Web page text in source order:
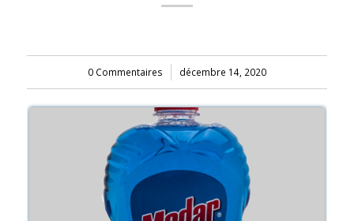
0 Commentaires
/ décembre 14, 2020